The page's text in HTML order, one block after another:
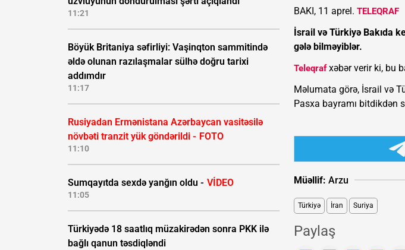
11:21
Böyük Britaniya səfirliyi: Vaşinqton sammitində
əldə olunan razılaşmalar sülhə doğru tarixi
addımdır
11:17
Rusiyadan Ermənistana Azərbaycan vasitəsilə
növbəti tranzit yük göndərildi - FOTO
11:10
Sumqayıtda sexdə yanğın oldu - VİDEO
11:05
Türkiyədə 18 saatlıq müzakirədən sonra PKK ilə
bağlı qanun təsdiqləndi
BAKI, 11 aprel. TELEQRAF
İsrail və Türkiyə Bakıda
gələ bilməyiblər.
Teleqrafxəbər verir ki, bu
Məlumata görə, İsrail və
Pasxa bayramı bitdikdən
Müəllif: Arzu
Türkiyə İran Suriya
Paylaş